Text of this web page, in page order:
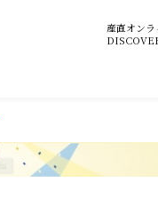
産直オン